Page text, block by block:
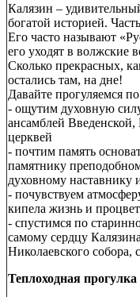
Калязин –
богатой историей.
Его часто называют
его уходят в волжские
Сколько прекрасных,
остались там, на дне!
Давайте прогуляемся
- ощутим духовную
ансамблей Введенской,
церквей
- почтим память
памятнику
духовному наставнику
- почувствуем
кипела жизнь и
- спустимся по
самому сердцу
Николаевского собора,
Теплоходная